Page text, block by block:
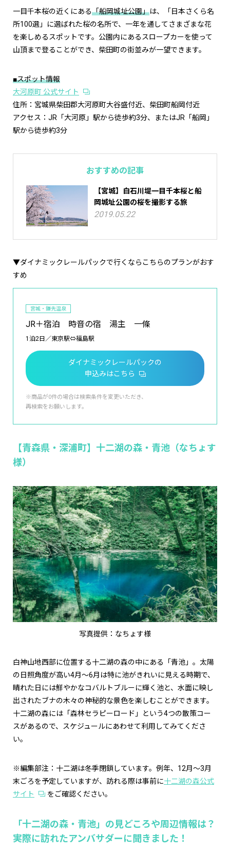
一目千本桜の近くにある「船岡城址公園」は、「日本さくら名
所100選」に選ばれた桜の名所で、一年を通してさまざまな花
を楽しめるスポットです。公園内にあるスロープカーを使って
山頂まで登ることができ、柴田町の街並みが一望できます。
■スポット情報
大河原町 公式サイト
住所：宮城県柴田郡大河原町大谷盛付近、柴田町船岡付近
アクセス：JR「大河原」駅から徒歩約3分、またはJR「船岡」
駅から徒歩約3分
おすすめの記事
【宮城】白石川堤一目千本桜と船
岡城址公園の桜を撮影する旅
2019.05.22
▼ダイナミックレールパックで行くならこちらのプランがおす
すめ
宮城・鎌先温泉
JR＋宿泊 時音の宿 湯主 一條
1泊2日／東京駅⇔福島駅
ダイナミックレールパックの
申込みはこちら
※商品が0件の場合は検索条件を変更いただき、
再検索をお願いします。
【青森県・深浦町】十二湖の森・青池（なちょす
様）
写真提供：なちょす様
白神山地西部に位置する十二湖の森の中にある「青池」。太陽
の日照角度が高い4月～6月は特に池がきれいに見える時期で、
晴れた日には鮮やかなコバルトブルーに輝く池と、水面に映し
出されたブナの木々の神秘的な景色を楽しむことができます。
十二湖の森には「森林セラピーロード」という4つの散策コー
スがあるので、スケジュールにあわせて利用してみてくださ
い。
※編集部注：十二湖は冬季閉鎖しています。例年、12月～3月
末ごろを予定していますが、訪れる際は事前に十二湖の森公式
サイト
をご確認ください。
「十二湖の森・青池」の見どころや周辺情報は？
実際に訪れたアンバサダーに聞きました！